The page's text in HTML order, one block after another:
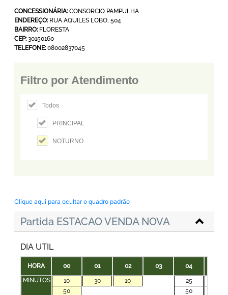
CONCESSIONÁRIA:CONSORCIO PAMPULHA
ENDEREÇO:RUA AQUILES LOBO, 504
BAIRRO:FLORESTA
CEP:30150160
TELEFONE:08002837045
Filtro por Atendimento
Todos
PRINCIPAL
NOTURNO
Clique aqui para ocultar o quadro padrão
Partida ESTACAO VENDA NOVA
DIA UTIL
HORA 00 01 02 03 04
MINUTOS
10
50
30 10
25
50